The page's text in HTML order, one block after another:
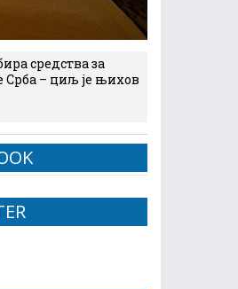
средства за
– циљ је њихов